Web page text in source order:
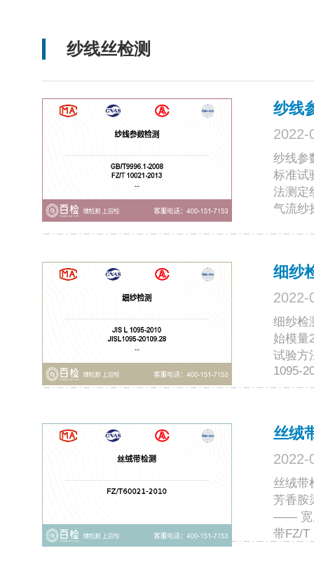
纱线丝检测
纱线
2022-
纱线参
标准试
法测定
气流纱
细纱
2022-
细纱检
始模量
试验方
1095-
丝绒
2022-
丝绒带
芳香胺
—— 宽
带FZ/T